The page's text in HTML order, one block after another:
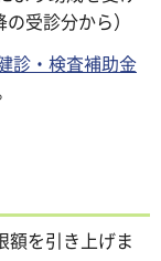
受診分から）
診・検査補助金
額を引き上げま